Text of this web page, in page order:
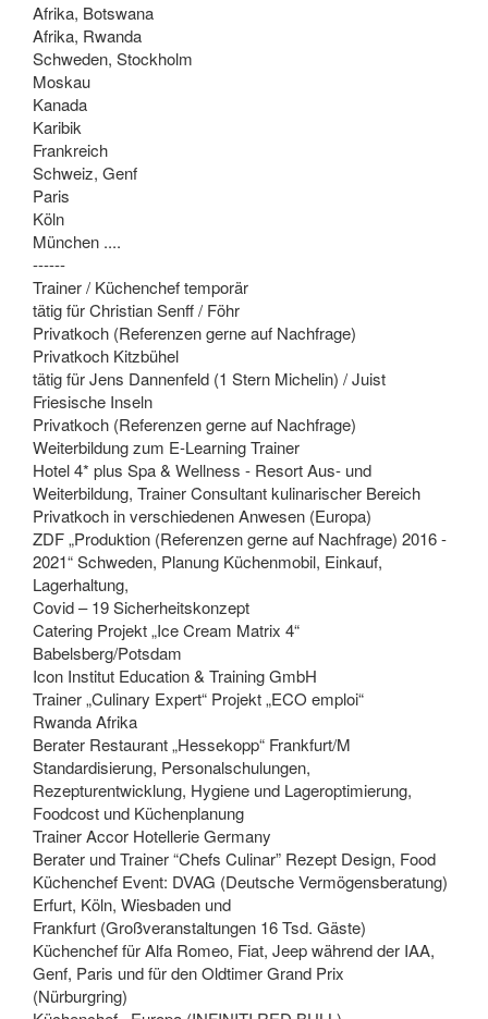
Afrika, Botswana
Afrika, Rwanda
Schweden, Stockholm
Moskau
Kanada
Karibik
Frankreich
Schweiz, Genf
Paris
Köln
München ....
------
Trainer / Küchenchef temporär
tätig für Christian Senff / Föhr
Privatkoch (Referenzen gerne auf Nachfrage)
Privatkoch Kitzbühel
tätig für Jens Dannenfeld (1 Stern Michelin) / Juist
Friesische Inseln
Privatkoch (Referenzen gerne auf Nachfrage)
Weiterbildung zum E-Learning Trainer
Hotel 4* plus Spa & Wellness - Resort Aus- und
Weiterbildung, Trainer Consultant kulinarischer Bereich
Privatkoch in verschiedenen Anwesen (Europa)
ZDF „Produktion (Referenzen gerne auf Nachfrage) 2016 -
2021“ Schweden, Planung Küchenmobil, Einkauf,
Lagerhaltung,
Covid – 19 Sicherheitskonzept
Catering Projekt „Ice Cream Matrix 4“
Babelsberg/Potsdam
Icon Institut Education & Training GmbH
Trainer „Culinary Expert“ Projekt „ECO emploi“
Rwanda Afrika
Berater Restaurant „Hessekopp“ Frankfurt/M
Standardisierung, Personalschulungen,
Rezepturentwicklung, Hygiene und Lageroptimierung,
Foodcost und Küchenplanung
Trainer Accor Hotellerie Germany
Berater und Trainer “Chefs Culinar” Rezept Design, Food
Küchenchef Event: DVAG (Deutsche Vermögensberatung)
Erfurt, Köln, Wiesbaden und
Frankfurt (Großveranstaltungen 16 Tsd. Gäste)
Küchenchef für Alfa Romeo, Fiat, Jeep während der IAA,
Genf, Paris und für den Oldtimer Grand Prix
(Nürburgring)